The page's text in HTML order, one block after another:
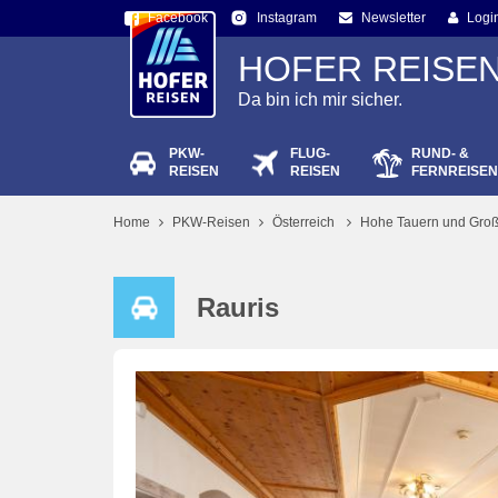
Facebook Instagram Newsletter
HOFER
Da bin ich mir sicher.
PKW-
REISEN
FLUG-
REISEN
RUND- &
FERNREISEN
Home PKW-Reisen Österreich Hohe Tauern und
Rauris